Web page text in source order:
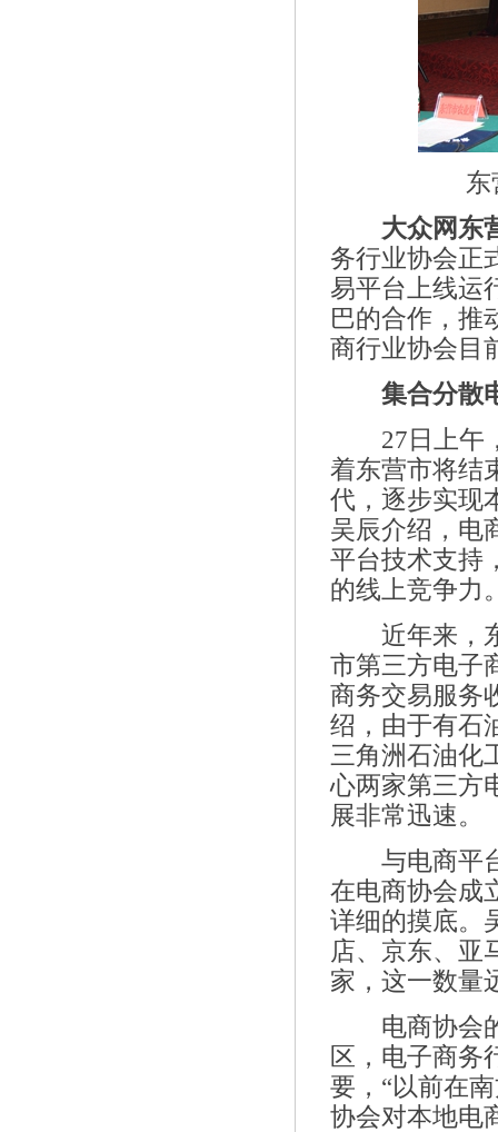
东
大众网东
务行业协会正
易平台上线运
巴的合作，推
商行业协会目
集合分散
27日上午，
着东营市将结
代，逐步实现
吴辰介绍，电
平台技术支持
的线上竞争力
近年来，东
市第三方电子
商务交易服务
绍，由于有石
三角洲石油化
心两家第三方
展非常迅速。
与电商平台
在电商协会成
详细的摸底。
店、京东、亚
家，这一数量
电商协会的
区，电子商务
要，“以前在
协会对本地电